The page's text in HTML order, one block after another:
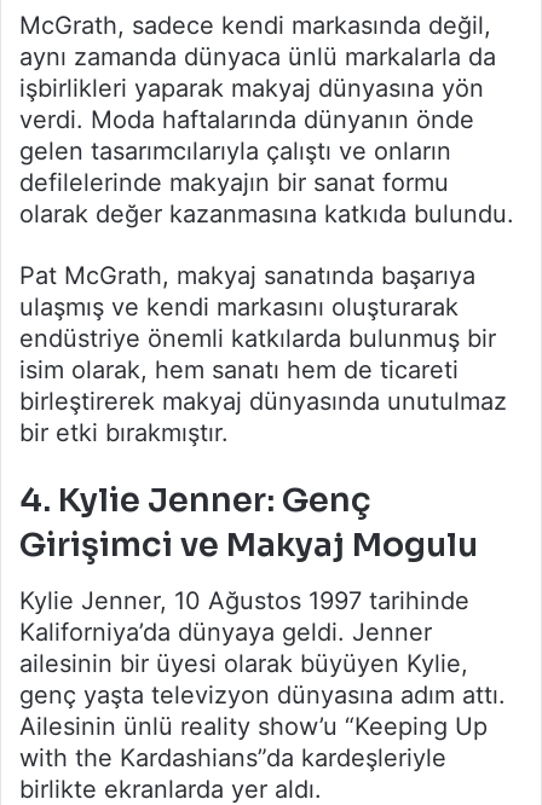
McGrath, sadece kendi markasında değil,
aynı zamanda dünyaca ünlü markalarla da
işbirlikleri yaparak makyaj dünyasına yön
verdi. Moda haftalarında dünyanın önde
gelen tasarımcılarıyla çalıştı ve onların
defilelerinde makyajın bir sanat formu
olarak değer kazanmasına katkıda bulundu.
Pat McGrath, makyaj sanatında başarıya
ulaşmış ve kendi markasını oluşturarak
endüstriye önemli katkılarda bulunmuş bir
isim olarak, hem sanatı hem de ticareti
birleştirerek makyaj dünyasında unutulmaz
bir etki bırakmıştır.
4. Kylie Jenner: Genç
Girişimci ve Makyaj Mogulu
Kylie Jenner, 10 Ağustos 1997 tarihinde
Kaliforniya’da dünyaya geldi. Jenner
ailesinin bir üyesi olarak büyüyen Kylie,
genç yaşta televizyon dünyasına adım attı.
Ailesinin ünlü reality show’u “Keeping Up
with the Kardashians”da kardeşleriyle
birlikte ekranlarda yer aldı.